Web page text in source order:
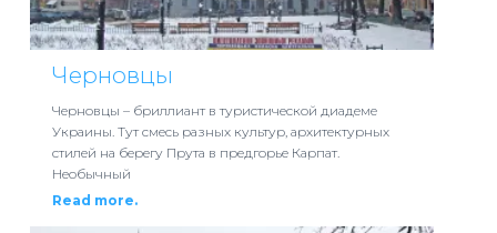
Черновцы
Черновцы – бриллиант в туристической диадеме
Украины. Тут смесь разных культур, архитектурных
стилей на берегу Прута в предгорье Карпат.
Необычный
Read more.